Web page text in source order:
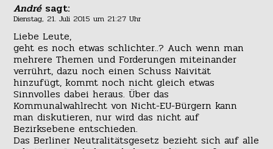
André sagt:
Dienstag, 21. Juli 2015 um 21:27 Uhr
Liebe Leute,
geht es noch etwas schlichter..? Auch wenn man
mehrere Themen und Forderungen miteinander
verrührt, dazu noch einen Schuss Naivität
hinzufügt, kommt noch nicht gleich etwas
Sinnvolles dabei heraus. Über das
Kommunalwahlrecht von Nicht-EU-Bürgern kann
man diskutieren, nur wird das nicht auf
Bezirksebene entschieden.
Das Berliner Neutralitätsgesetz bezieht sich auf alle